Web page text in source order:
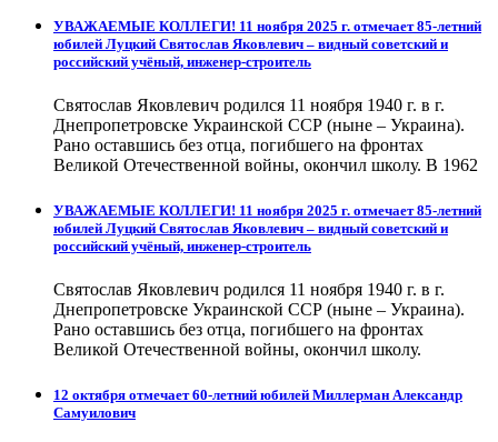
УВАЖАЕМЫЕ КОЛЛЕГИ! 11 ноября 2025 г. отмечает 85-летний
юбилей Луцкий Святослав Яковлевич – видный советский и
российский учёный, инженер-строитель
Святослав Яковлевич родился 11 ноября 1940 г. в г.
Днепропетровске Украинской ССР (ныне – Украина).
Рано оставшись без отца, погибшего на фронтах
Великой Отечественной войны, окончил школу. В 1962
УВАЖАЕМЫЕ КОЛЛЕГИ! 11 ноября 2025 г. отмечает 85-летний
юбилей Луцкий Святослав Яковлевич – видный советский и
российский учёный, инженер-строитель
Святослав Яковлевич родился 11 ноября 1940 г. в г.
Днепропетровске Украинской ССР (ныне – Украина).
Рано оставшись без отца, погибшего на фронтах
Великой Отечественной войны, окончил школу.
12 октября отмечает 60-летний юбилей Миллерман Александр
Самуилович